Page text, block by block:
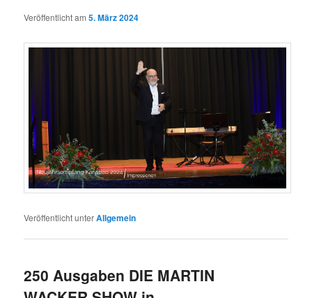
Veröffentlicht am5. März 2024
Veröffentlicht unterAllgemein
250 Ausgaben DIE MARTIN